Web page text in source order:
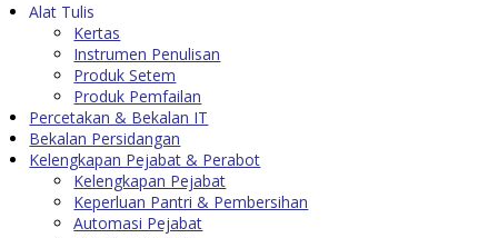
Alat Tulis
Kertas
Instrumen Penulisan
Produk Setem
Produk Pemfailan
Percetakan & Bekalan IT
Bekalan Persidangan
Kelengkapan Pejabat & Perabot
Kelengkapan Pejabat
Keperluan Pantri & Pembersihan
Automasi Pejabat